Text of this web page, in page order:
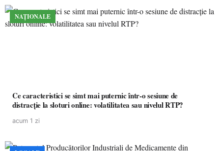
NAȚIONALE
Ce caracteristici se simt mai puternic într-o sesiune de
distracție la sloturi online: volatilitatea sau nivelul RTP?
acum 1 zi